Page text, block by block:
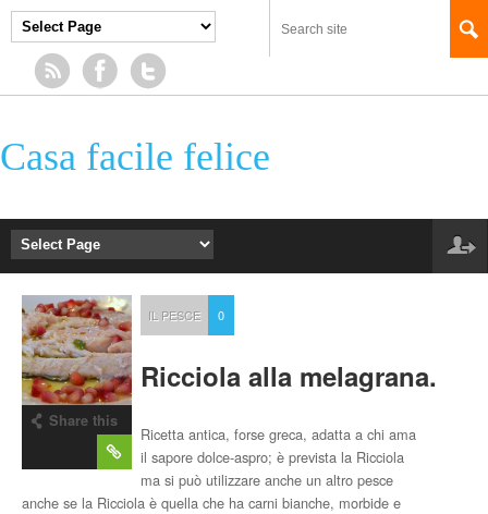
Casa facile felice
Share this
IL PESCE 0
Ricciola alla melagrana.
Ricetta antica, forse greca, adatta a chi ama
il sapore dolce-aspro; è prevista la Ricciola
ma si può utilizzare anche un altro pesce
anche se la Ricciola è quella che ha carni bianche, morbide e